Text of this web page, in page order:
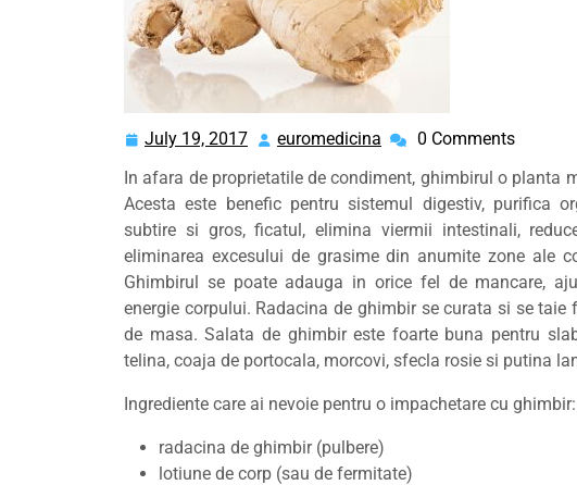
July 19, 2017 July
19,
2017
euromedicina euromedicina
0 Comments
In afara de proprietatile de condiment, ghimbirul o planta
Acesta este benefic pentru sistemul digestiv, purifica
subtire si gros, ficatul, elimina viermii intestinali,
eliminarea excesului de grasime din anumite zone ale
Ghimbirul se poate adauga in orice fel de mancare,
energie corpului. Radacina de ghimbir se curata si se
de masa. Salata de ghimbir este foarte buna pentru
telina, coaja de portocala, morcovi, sfecla rosie si putina
Ingrediente care ai nevoie pentru o impachetare cu ghimbir:
radacina de ghimbir (pulbere)
lotiune de corp (sau de fermitate)